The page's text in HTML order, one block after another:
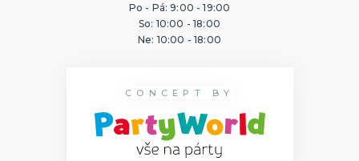
Po - Pá: 9:00 - 19:00
So: 10:00 - 18:00
Ne: 10:00 - 18:00
CONCEPT BY